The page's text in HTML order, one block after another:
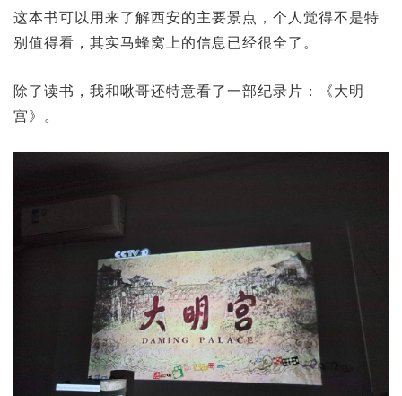
这本书可以用来了解西安的主要景点，个人觉得不是特
别值得看，其实马蜂窝上的信息已经很全了。
除了读书，我和啾哥还特意看了一部纪录片：《大明
宫》。